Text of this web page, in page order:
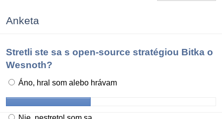
Anketa
Stretli ste sa s open-source stratégiou Bitka o
Wesnoth?
Áno, hral som alebo hrávam